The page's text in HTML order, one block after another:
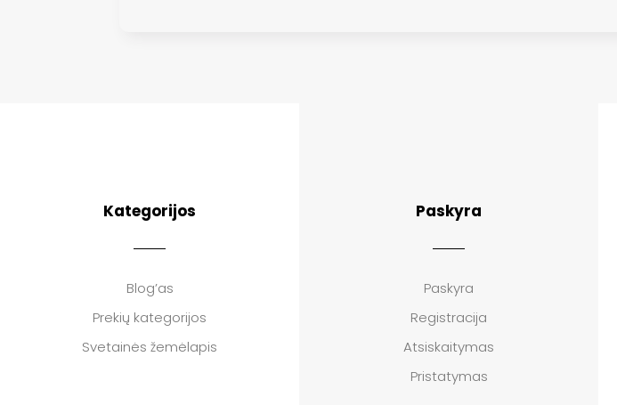
Kategorijos
Blog’as
Prekių kategorijos
Svetainės žemėlapis
Paskyra
Paskyra
Registracija
Atsiskaitymas
Pristatymas